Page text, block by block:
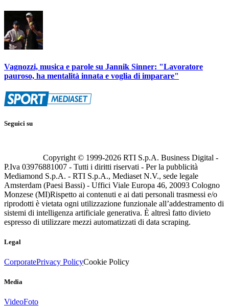
Vagnozzi, musica e parole su Jannik Sinner: "Lavoratore
pauroso, ha mentalità innata e voglia di imparare"
Seguici su
Copyright © 1999-2026 RTI S.p.A. Business Digital -
P.Iva 03976881007 - Tutti i diritti riservati - Per la pubblicità
Mediamond S.p.A. - RTI S.p.A., Mediaset N.V., sede legale
Amsterdam (Paesi Bassi) - Uffici Viale Europa 46, 20093 Cologno
Monzese (MI)Rispetto ai contenuti e ai dati personali trasmessi e/o
riprodotti è vietata ogni utilizzazione funzionale all’addestramento di
sistemi di intelligenza artificiale generativa. È altresì fatto divieto
espresso di utilizzare mezzi automatizzati di data scraping.
Legal
CorporatePrivacy PolicyCookie Policy
Media
VideoFoto